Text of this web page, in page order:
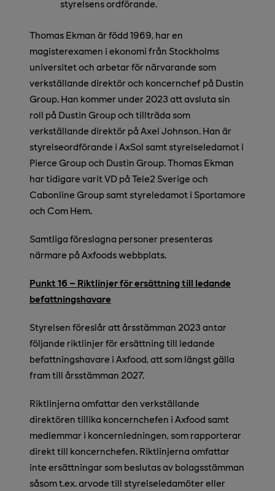
styrelsens ordförande.
Thomas Ekman är född 1969, har en
magisterexamen i ekonomi från Stockholms
universitet och arbetar för närvarande som
verkställande direktör och koncernchef på Dustin
Group. Han kommer under 2023 att avsluta sin
roll på Dustin Group och tillträda som
verkställande direktör på Axel Johnson. Han är
styrelseordförande i AxSol samt styrelseledamot i
Pierce Group och Dustin Group. Thomas Ekman
har tidigare varit VD på Tele2 Sverige och
Cabonline Group samt styreledamot i Sportamore
och Com Hem.
Samtliga föreslagna personer presenteras
närmare på Axfoods webbplats.
Punkt 16 – Riktlinjer för ersättning till ledande
befattningshavare
Styrelsen föreslår att årsstämman 2023 antar
följande riktlinjer för ersättning till ledande
befattningshavare i Axfood, att som längst gälla
fram till årsstämman 2027.
Riktlinjerna omfattar den verkställande
direktören tillika koncernchefen i Axfood samt
medlemmar i koncernledningen, som rapporterar
direkt till koncernchefen. Riktlinjerna omfattar
inte ersättningar som beslutas av bolagsstämman
såsom t.ex. arvode till styrelseledamöter eller